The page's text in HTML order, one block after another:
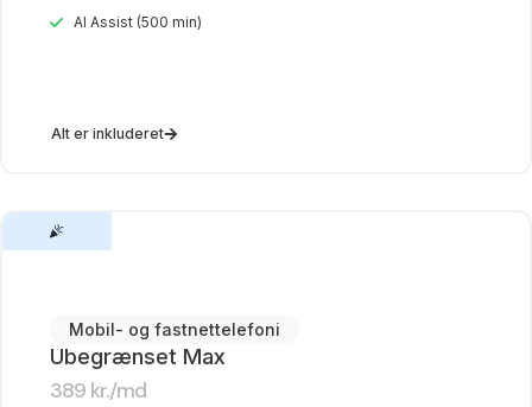
AI Assist (500 min)
Alt er inkluderet
Mobil- og fastnettelefoni
Ubegrænset Max
389 kr./md